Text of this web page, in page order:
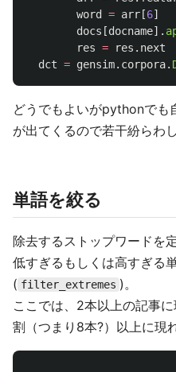
word
= arr [6]
docs [docname].
res = res . next
dct = gensim. corpora.
どうでもよいがpythonで
が出てくるので若干紛らわし
単語を絞る
除去するストップワードを
低すぎるもしくは高すぎる
( filter_extremes )。
ここでは、2本以上の記事
割（つまり8本?）以上に現